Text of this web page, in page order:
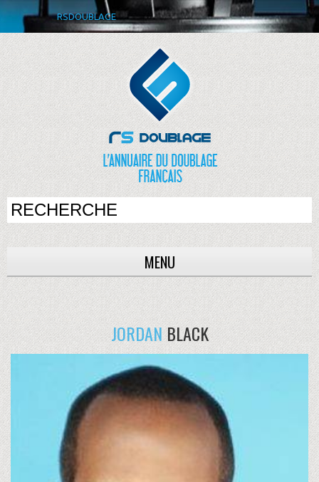
RSDOUBLAGE
MENU
JORDANBLACK